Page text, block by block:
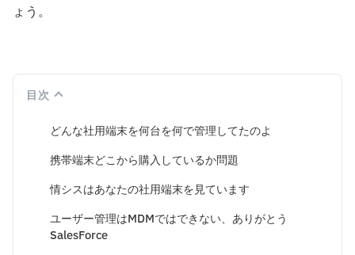
ょう。
目次
どんな社用端末を何台を何で管理してたのよ
携帯端末どこから購入しているか問題
情シスはあなたの社用端末を見ています
ユーザー管理はMDMではできない、ありがとう
SalesForce